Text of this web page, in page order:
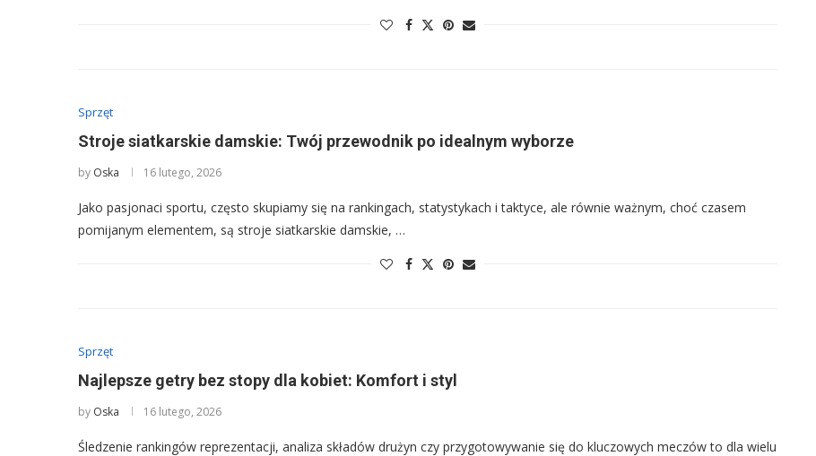
Sprzęt
Stroje siatkarskie damskie: Twój przewodnik po idealnym wyborze
by Oska 16 lutego, 2026
Jako pasjonaci sportu, często skupiamy się na rankingach, statystykach i taktyce, ale równie ważnym, choć czasem
pomijanym elementem, są stroje siatkarskie damskie, …
Sprzęt
Najlepsze getry bez stopy dla kobiet: Komfort i styl
by Oska 16 lutego, 2026
Śledzenie rankingów reprezentacji, analiza składów drużyn czy przygotowywanie się do kluczowych meczów to dla wielu